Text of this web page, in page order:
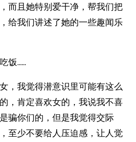
而且她特别爱干净，帮我们把
给我们讲述了她的一些趣闻乐
饭……
，我觉得潜意识里可能有这么
，肯定喜欢女的，我说我不喜
骗你们的，但是我觉得交际
至少不要给人压迫感，让人觉